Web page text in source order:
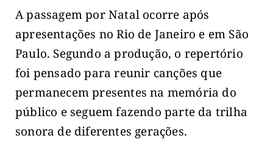
A passagem por Natal ocorre após
apresentações no Rio de Janeiro e em São
Paulo. Segundo a produção, o repertório
foi pensado para reunir canções que
permanecem presentes na memória do
público e seguem fazendo parte da trilha
sonora de diferentes gerações.